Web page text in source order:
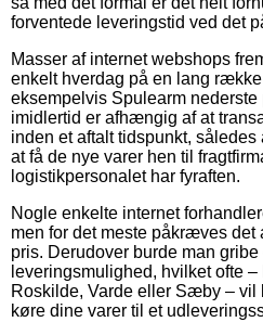
forventede leveringstid ved det
Masser af internet webshops
enkelt hverdag på en lang række
eksempelvis Spulearm
imidlertid er afhængig af at
inden et aftalt tidspunkt,
at få de nye varer hen til
logistikpersonalet har fyraften.
Nogle enkelte internet
men for det meste påkræves det
pris. Derudover burde man
leveringsmulighed, hvilket ofte
Roskilde, Varde eller Sæby – vil
køre dine varer til et